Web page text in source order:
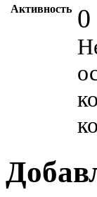
Активность 0